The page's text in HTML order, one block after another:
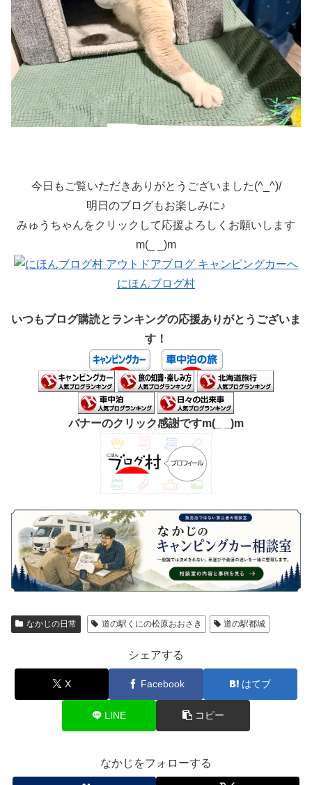
今日もご覧いただきありがとうございました(^_^)/
明日のブログもお楽しみに♪
みゅうちゃんをクリックして応援よろしくお願いします
m(_ _)m
にほんブログ村
いつもブログ購読とランキングの応援ありがとうございま
す！
バナーのクリック感謝ですm(_ _)m
なかじの日常 道の駅くにの松原おおさき 道の駅都城
シェアする
X Facebook はてブ
LINE コピー
なかじをフォローする